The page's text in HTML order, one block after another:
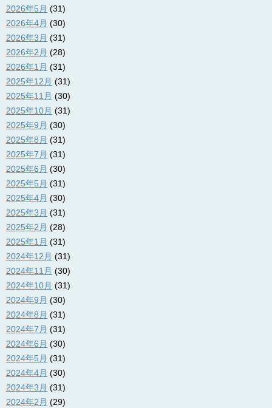
2026年5月 (31)
2026年4月 (30)
2026年3月 (31)
2026年2月 (28)
2026年1月 (31)
2025年12月 (31)
2025年11月 (30)
2025年10月 (31)
2025年9月 (30)
2025年8月 (31)
2025年7月 (31)
2025年6月 (30)
2025年5月 (31)
2025年4月 (30)
2025年3月 (31)
2025年2月 (28)
2025年1月 (31)
2024年12月 (31)
2024年11月 (30)
2024年10月 (31)
2024年9月 (30)
2024年8月 (31)
2024年7月 (31)
2024年6月 (30)
2024年5月 (31)
2024年4月 (30)
2024年3月 (31)
2024年2月 (29)